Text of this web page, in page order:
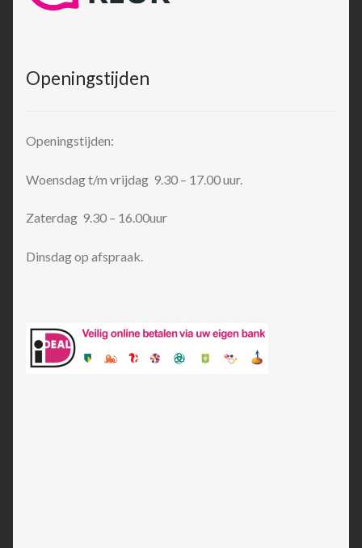
Openingstijden
Openingstijden:
Woensdag t/m vrijdag 9.30 – 17.00 uur.
Zaterdag 9.30 – 16.00uur
Dinsdag op afspraak.